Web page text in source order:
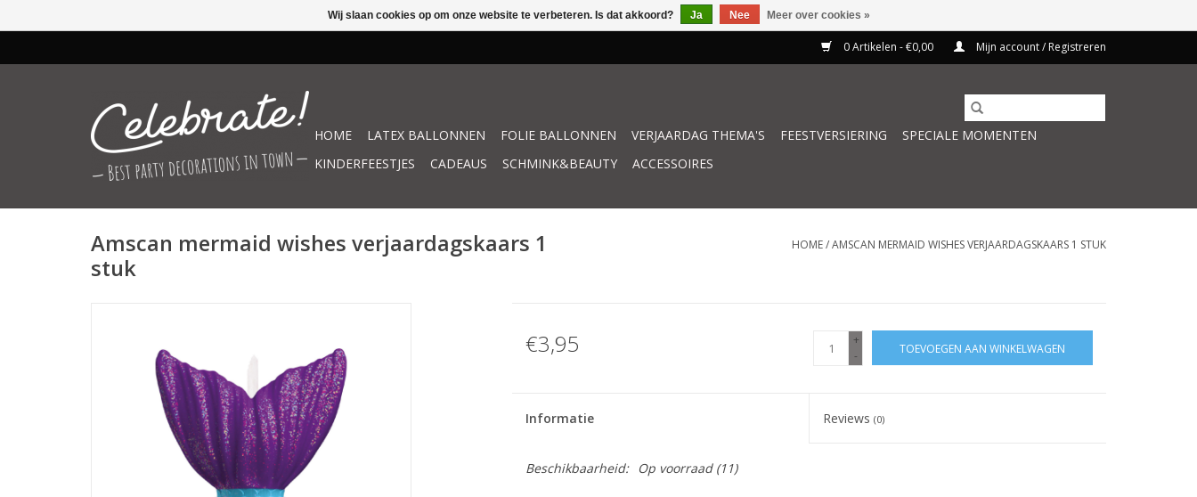
0 Artikelen - €0,00 Mijn account / Registreren
HOME LATEX BALLONNEN FOLIE BALLONNEN VERJAARDAG THEMA'S FEESTVERSIERING
SPECIALE MOMENTEN
KINDERFEESTJES
CADEAUS SCHMINK&BEAUTY ACCESSOIRES
Amscan mermaid wishes verjaardagskaars 1
stuk
HOME/AMSCAN MERMAID WISHES VERJAARDAGSKAARS 1 STUK
€3,95
+
-
TOEVOEGEN AAN WINKELWAGEN
Informatie Reviews(0)
Beschikbaarheid: Op voorraad(11)
Wij slaan cookies op om onze website te verbeteren. Is dat akkoord? Ja Nee Meer over cookies »